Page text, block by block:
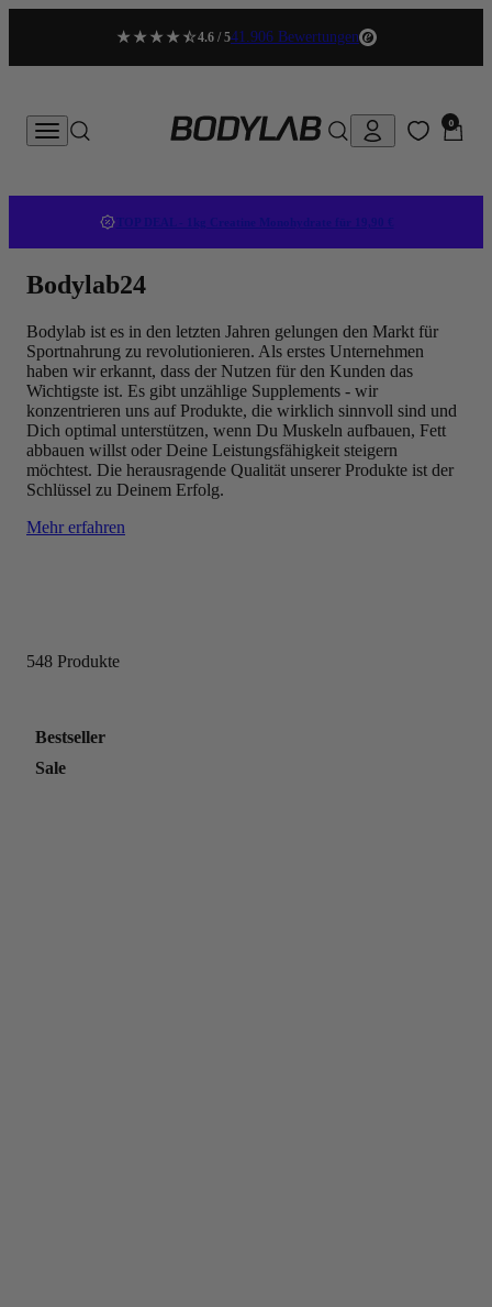
4.6 / 541.906 Bewertungen
MenüSuche BODYLAB SucheKonto 0 Artikel
0
TOP DEAL - 1kg Creatine Monohydrate für 19,90 €
Bodylab24
Bodylab ist es in den letzten Jahren gelungen den Markt für
Sportnahrung zu revolutionieren. Als erstes Unternehmen
haben wir erkannt, dass der Nutzen für den Kunden das
Wichtigste ist. Es gibt unzählige Supplements - wir
konzentrieren uns auf Produkte, die wirklich sinnvoll sind und
Dich optimal unterstützen, wenn Du Muskeln aufbauen, Fett
abbauen willst oder Deine Leistungsfähigkeit steigern
möchtest. Die herausragende Qualität unserer Produkte ist der
Schlüssel zu Deinem Erfolg.
Mehr erfahren
548 Produkte
Bestseller
Sale